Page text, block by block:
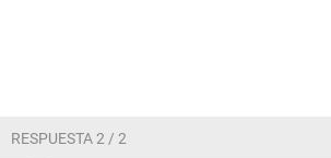
RESPUESTA 2 / 2